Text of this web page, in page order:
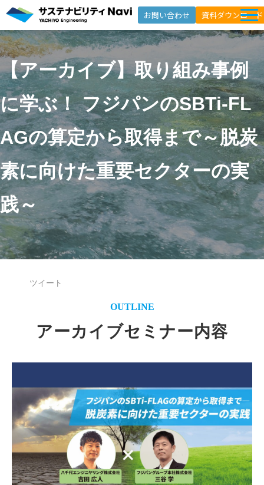
お問い合わせ 資料ダウンロード
サービス一覧
選ばれる理由
支援事例
セミナー
インサイト
よくあるご質問
ニュースレター登録
【アーカイブ】取り組み事例
に学ぶ！ フジパンのSBTi-FL
AGの算定から取得まで～脱炭
素に向けた重要セクターの実
践～
ツイート
OUTLINE
アーカイブセミナー内容